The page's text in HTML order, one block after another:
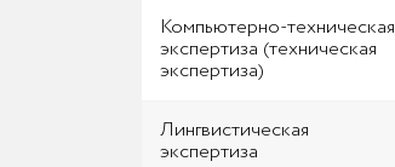
Компьютерно-техническая
экспертиза (техническая
экспертиза)
Лингвистическая
экспертиза